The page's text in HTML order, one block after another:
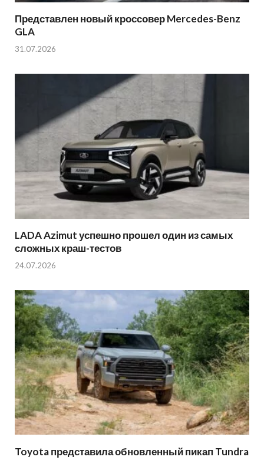
Представлен новый кроссовер Mercedes-Benz
GLA
31.07.2026
LADA Azimut успешно прошел один из самых
сложных краш-тестов
24.07.2026
Toyota представила обновленный пикап Tundra